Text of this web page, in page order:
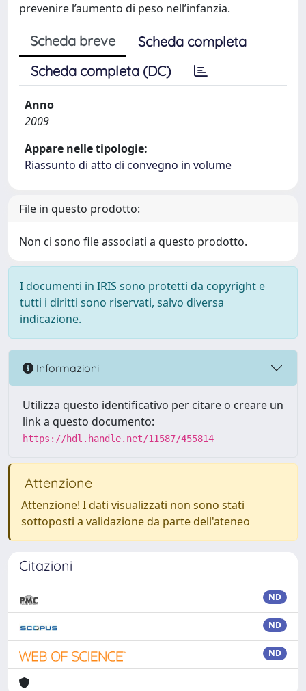
prevenire l’aumento di peso nell’infanzia.
Scheda breve
Scheda completa
Scheda completa (DC)
Anno
2009
Appare nelle tipologie:
Riassunto di atto di convegno in volume
File in questo prodotto:
Non ci sono file associati a questo prodotto.
I documenti in IRIS sono protetti da copyright e
tutti i diritti sono riservati, salvo diversa
indicazione.
Informazioni
Utilizza questo identificativo per citare o creare un
link a questo documento:
https://hdl.handle.net/11587/455814
Attenzione
Attenzione! I dati visualizzati non sono stati
sottoposti a validazione da parte dell'ateneo
Citazioni
ND
ND
ND